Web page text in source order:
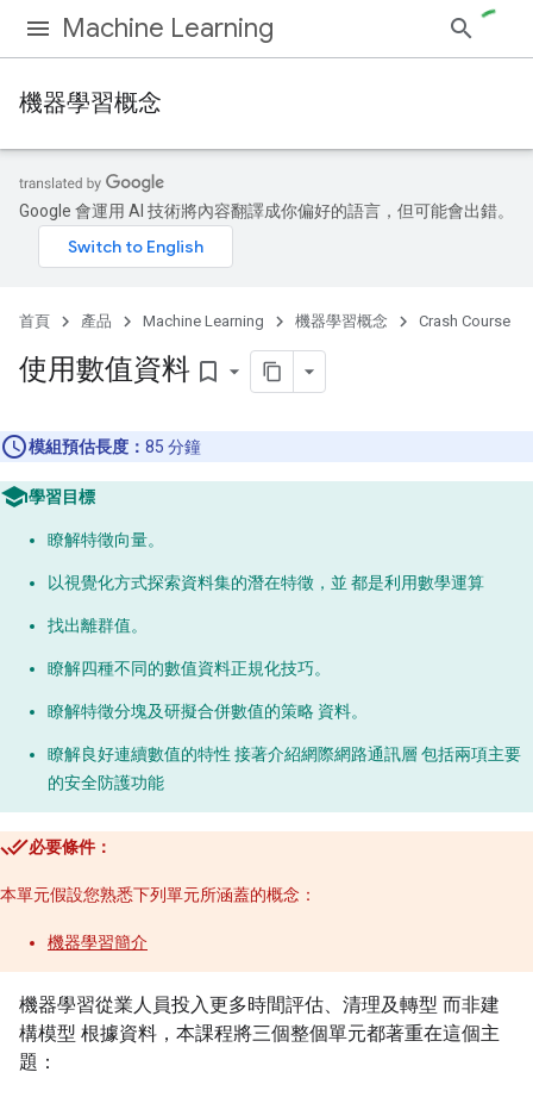
Machine Learning
機器學習概念
Google 會運用 AI 技術將內容翻譯成你偏好的語言，但可能會出錯。
首頁 產品 Machine Learning 機器學習概念 Crash Course
使用數值資料 bookmark_border
模組預估長度： 85 分鐘
學習目標
瞭解特徵向量。
以視覺化方式探索資料集的潛在特徵，並 都是利用數學運算
找出離群值。
瞭解四種不同的數值資料正規化技巧。
瞭解特徵分塊及研擬合併數值的策略 資料。
瞭解良好連續數值的特性 接著介紹網際網路通訊層 包括兩項主要
的安全防護功能
必要條件：
本單元假設您熟悉下列單元所涵蓋的概念：
機器學習簡介
機器學習從業人員投入更多時間評估、清理及轉型 而非建
構模型 根據資料，本課程將三個整個單元都著重在這個主
題：